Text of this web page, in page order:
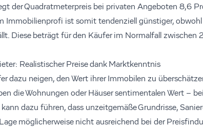
der Quadratmeterpreis bei privaten Angeboten 8,6
Immobilienprofi ist somit tendenziell günstiger, obwohl
Diese beträgt für den Käufer im Normalfall zwischen
Realistischer Preise dank Marktkenntnis
dazu neigen, den Wert ihrer Immobilen zu
die Wohnungen oder Häuser sentimentalen Wert –
dazu führen, dass unzeitgemäße Grundrisse,
möglicherweise nicht ausreichend bei der